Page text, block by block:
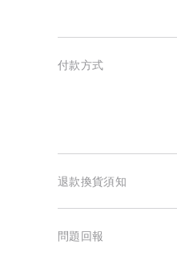
付款方式
退款換貨須知
問題回報